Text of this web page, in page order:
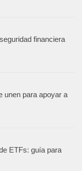
financiera
unen para apoyar a
ETFs: guía para